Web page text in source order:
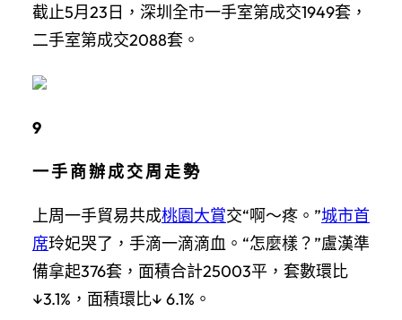
截止5月23日，深圳全市一手室第成交1949套，
二手室第成交2088套。
9
一 手 商 辦 成 交 周 走 勢
上周一手貿易共成桃園大賞交“啊〜疼。”城市首
席玲妃哭了，手滴一滴滴血。“怎麼樣？”盧漢準
備拿起376套，面積合計25003平，套數環比
↓3.1%，面積環比↓ 6.1%。